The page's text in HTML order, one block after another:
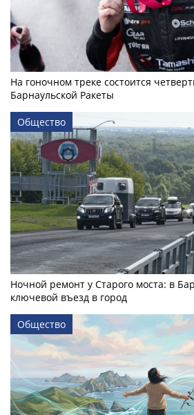
На гоночном треке состоится
Барнаульской Ракеты
Общество
Ночной ремонт у Старого моста: в
ключевой въезд в город
Общество